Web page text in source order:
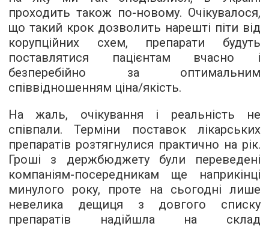
проходить також по-новому. Очікувалося,
що такий крок дозволить нарешті піти від
корупційних схем, препарати будуть
поставлятися пацієнтам вчасно і
безперебійно за оптимальним
співвідношенням ціна/якість.
На жаль, очікування і реальність не
співпали. Терміни поставок лікарських
препаратів розтягнулися практично на рік.
Гроші з держбюджету були переведені
компаніям-посередникам ще наприкінці
минулого року, проте на сьогодні лише
невелика дещиця з довгого списку
препаратів надійшла на склад